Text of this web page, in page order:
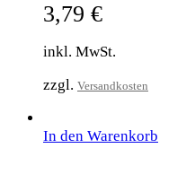
3,79 €
inkl. MwSt.
zzgl. Versandkosten
In den Warenkorb